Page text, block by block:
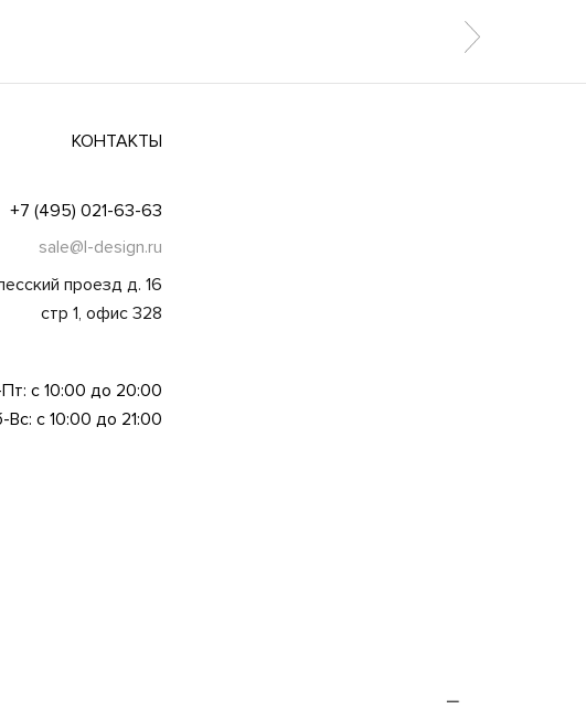
КОНТАКТЫ
+7 (495) 021-63-63
sale@l-design.ru
проезд д. 16
стр 1, офис 328
с 10:00 до 20:00
Вс: с 10:00 до 21:00